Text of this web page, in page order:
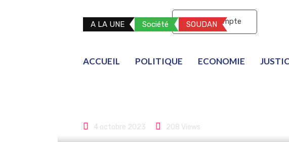
S'abonner Mon compte
ACCUEIL POLITIQUE ECONOMIE
A LA UNE Société SOUDAN
Des pays
commission
4 octobre 2023 208 Views